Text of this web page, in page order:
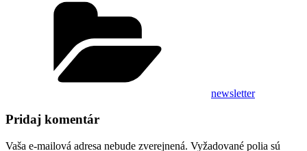
newsletter
Pridaj komentár
Vaša e-mailová adresa nebude zverejnená. Vyžadované polia sú